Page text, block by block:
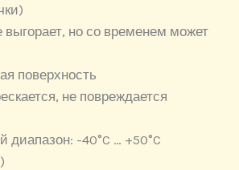
выгорает, но со временем может
поверхность
не повреждается
диапазон: -40°C … +50°C